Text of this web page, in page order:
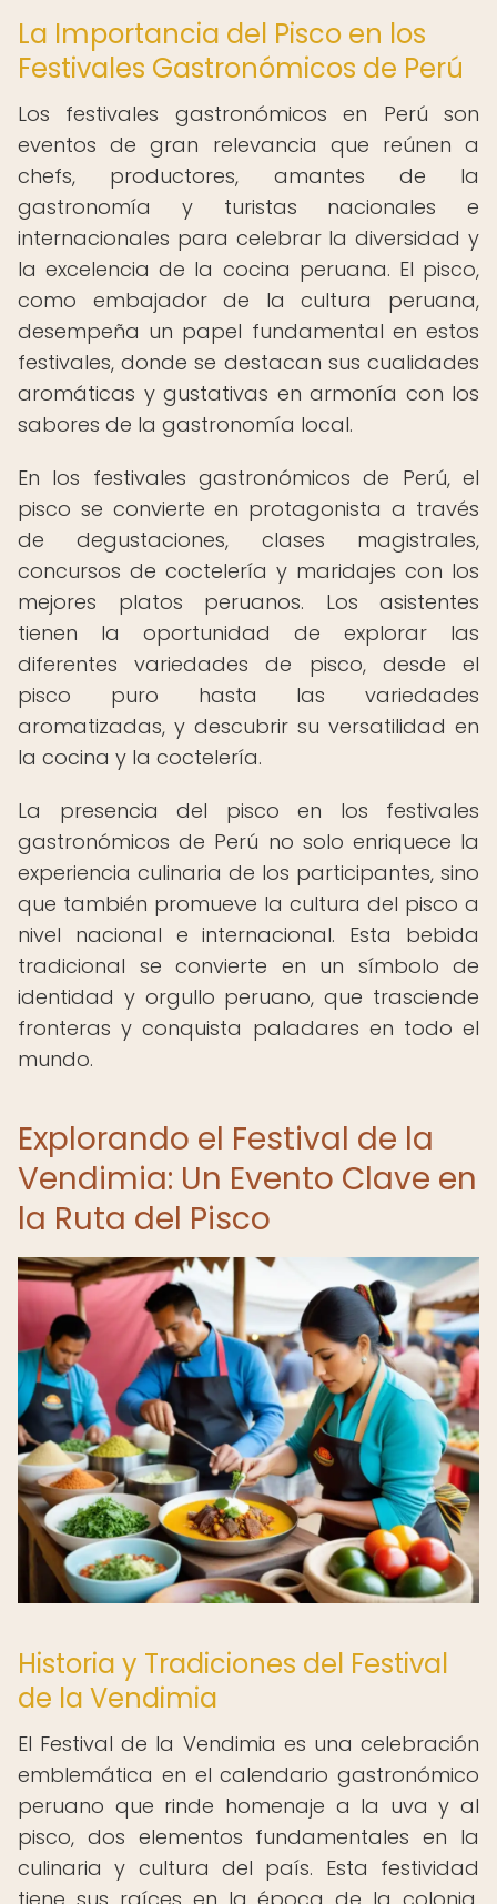
La Importancia del Pisco en los
Festivales Gastronómicos de Perú
Los festivales gastronómicos en Perú son
eventos de gran relevancia que reúnen a
chefs, productores, amantes de la
gastronomía y turistas nacionales e
internacionales para celebrar la diversidad y
la excelencia de la cocina peruana. El pisco,
como embajador de la cultura peruana,
desempeña un papel fundamental en estos
festivales, donde se destacan sus cualidades
aromáticas y gustativas en armonía con los
sabores de la gastronomía local.
En los festivales gastronómicos de Perú, el
pisco se convierte en protagonista a través
de degustaciones, clases magistrales,
concursos de coctelería y maridajes con los
mejores platos peruanos. Los asistentes
tienen la oportunidad de explorar las
diferentes variedades de pisco, desde el
pisco puro hasta las variedades
aromatizadas, y descubrir su versatilidad en
la cocina y la coctelería.
La presencia del pisco en los festivales
gastronómicos de Perú no solo enriquece la
experiencia culinaria de los participantes, sino
que también promueve la cultura del pisco a
nivel nacional e internacional. Esta bebida
tradicional se convierte en un símbolo de
identidad y orgullo peruano, que trasciende
fronteras y conquista paladares en todo el
mundo.
Explorando el Festival de la
Vendimia: Un Evento Clave en
la Ruta del Pisco
Historia y Tradiciones del Festival
de la Vendimia
El Festival de la Vendimia es una celebración
emblemática en el calendario gastronómico
peruano que rinde homenaje a la uva y al
pisco, dos elementos fundamentales en la
culinaria y cultura del país. Esta festividad